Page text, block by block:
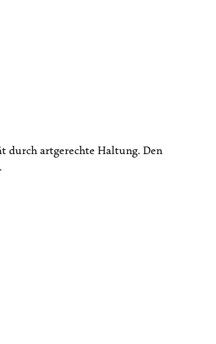
durch artgerechte Haltung. Den